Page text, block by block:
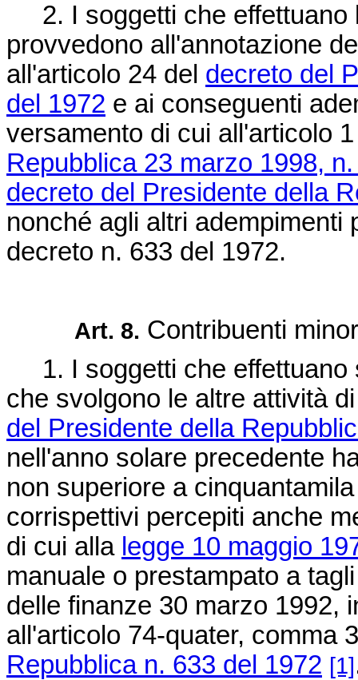
2. I soggetti che effettuano
provvedono all'annotazione
all'articolo 24 del decreto del
del 1972 e ai conseguenti
versamento di cui all'articolo
Repubblica 23 marzo 1998,
decreto del Presidente della
nonché agli altri adempimenti
decreto n. 633 del 1972.
Art. 8. Contribuenti
1. I soggetti che effettuano
che svolgono le altre attività
del Presidente della
nell'anno solare precedente
non superiore a
corrispettivi percepiti anche
di cui alla legge 10 maggio
manuale o prestampato a
delle finanze 30 marzo 1992,
all'articolo 74-quater, comma
Repubblica n. 633 del 1972 [1]